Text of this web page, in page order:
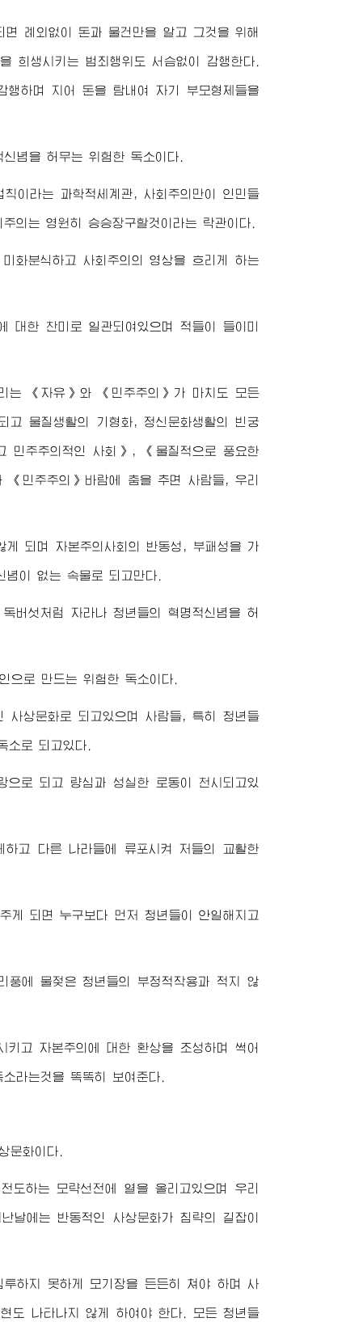
면 례외없이 돈과 물건만을 알고 그것을 위해
희생시키는 범죄행위도 서슴없이 감행한다.
행하며 지어 돈을 탐내여 자기 부모형제들을
념을 허무는 위험한 독소이다.
이라는 과학적세계관, 사회주의만이 인민들
의는 영원히 승승장구할것이라는 락관이다.
화분식하고 사회주의의 영상을 흐리게 하는
대한 찬미로 일관되여있으며 적들이 들이미
는 《자유》와 《민주주의》가 마치도 모든
고 물질생활의 기형화, 정신문화생활의 빈궁
민주주의적인 사회》, 《물질적으로 풍요한
민주주의》바람에 춤을 추면 사람들, 우리
되며 자본주의사회의 반동성, 부패성을 가
이 없는 속물로 되고만다.
버섯처럼 자라나 청년들의 혁명적신념을 허
으로 만드는 위험한 독소이다.
사상문화로 되고있으며 사람들, 특히 청년들
소로 되고있다.
으로 되고 량심과 성실한 로동이 천시되고있
하고 다른 나라들에 류포시켜 저들의 교활한
게 되면 누구보다 먼저 청년들이 안일해지고
풍에 물젖은 청년들의 부정적작용과 적지 않
키고 자본주의에 대한 환상을 조성하며 썩어
라는것을 똑똑히 보여준다.
문화이다.
도하는 모략선전에 열을 올리고있으며 우리
날에는 반동적인 사상문화가 침략의 길잡이
하지 못하게 모기장을 든든히 쳐야 하며 사
도 나타나지 않게 하여야 한다. 모든 청년들